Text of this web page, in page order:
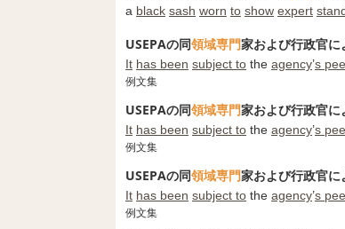
a black sash worn to show expert
USEPAの同領域専門家および行政官に
It has been subject to the agency’s
例文集
USEPAの同領域専門家および行政官に
It has been subject to the agency’s
例文集
USEPAの同領域専門家および行政官に
It has been subject to the agency’s
例文集